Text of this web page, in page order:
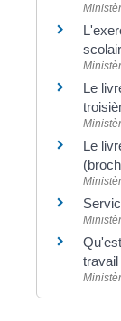
Le
Le